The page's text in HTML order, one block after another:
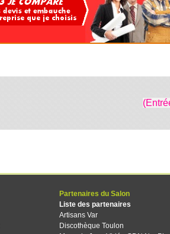
Partenaires du Salon
Liste des partenaires
Artisans Var
Discothèque Toulon